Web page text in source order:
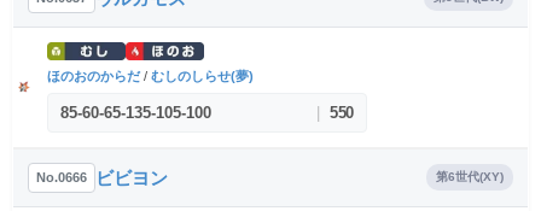
ほのおのからだ / むしのしらせ(夢)
85-60-65-135-105-100 | 550
No.0666 ビビヨン 第6世代(XY)